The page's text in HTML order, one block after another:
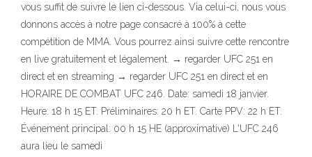
vous suffit de suivre le lien ci-dessous. Via celui-ci, nous vous
donnons accès à notre page consacré à 100% à cette
compétition de MMA. Vous pourrez ainsi suivre cette rencontre
en live gratuitement et légalement. → regarder UFC 251 en
direct et en streaming → regarder UFC 251 en direct et en
HORAIRE DE COMBAT UFC 246. Date: samedi 18 janvier.
Heure: 18 h 15 ET. Préliminaires: 20 h ET. Carte PPV: 22 h ET.
Événement principal: 00 h 15 HE (approximative) L'UFC 246
aura lieu le samedi